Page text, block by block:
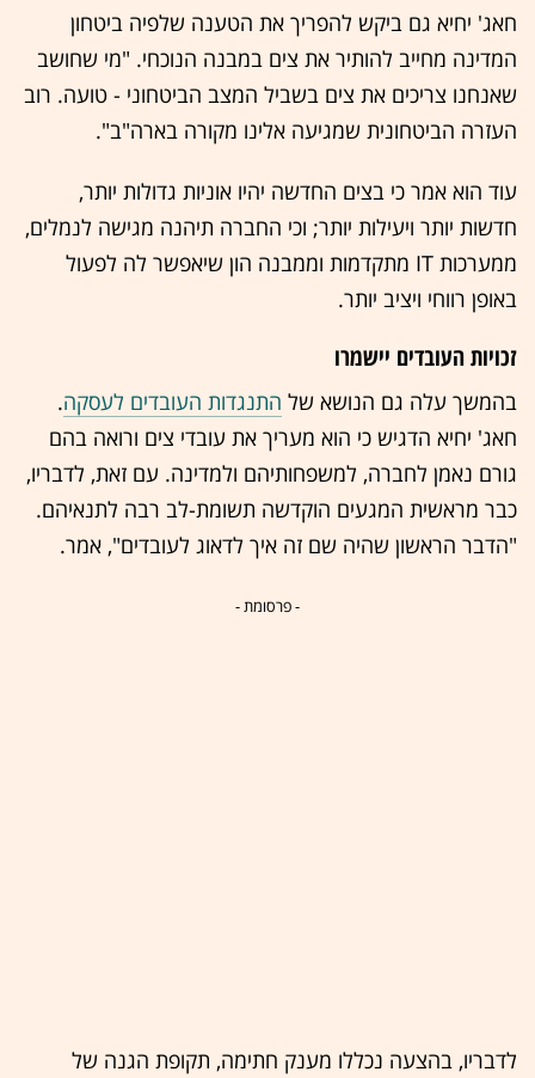
חאג' יחיא גם ביקש להפריך את הטענה שלפיה ביטחון
המדינה מחייב להותיר את צים במבנה הנוכחי. "מי שחושב
שאנחנו צריכים את צים בשביל המצב הביטחוני - טועה. רוב
העזרה הביטחונית שמגיעה אלינו מקורה בארה"ב".
עוד הוא אמר כי בצים החדשה יהיו אוניות גדולות יותר,
חדשות יותר ויעילות יותר; וכי החברה תיהנה מגישה לנמלים,
ממערכות IT מתקדמות וממבנה הון שיאפשר לה לפעול
באופן רווחי ויציב יותר.
זכויות העובדים יישמרו
בהמשך עלה גם הנושא של התנגדות העובדים לעסקה.
חאג' יחיא הדגיש כי הוא מעריך את עובדי צים ורואה בהם
גורם נאמן לחברה, למשפחותיהם ולמדינה. עם זאת, לדבריו,
כבר מראשית המגעים הוקדשה תשומת-לב רבה לתנאיהם.
"הדבר הראשון שהיה שם זה איך לדאוג לעובדים", אמר.
- פרסומת -
לדבריו, בהצעה נכללו מענק חתימה, תקופת הגנה של